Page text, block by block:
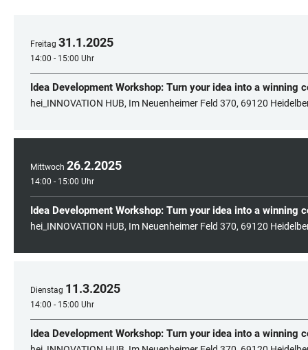
Freitag 31.1.2025
14:00 - 15:00 Uhr
Idea Development Workshop: Turn your idea into a winning
hei_INNOVATION HUB, Im Neuenheimer Feld 370, 69120
Mittwoch 26.2.2025
14:00 - 15:00 Uhr
Idea Development Workshop: Turn your idea into a winning
hei_INNOVATION HUB, Im Neuenheimer Feld 370, 69120
Dienstag 11.3.2025
14:00 - 15:00 Uhr
Idea Development Workshop: Turn your idea into a winning